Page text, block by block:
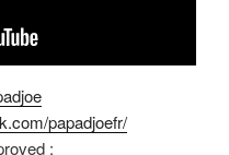
papadjoefr/
: